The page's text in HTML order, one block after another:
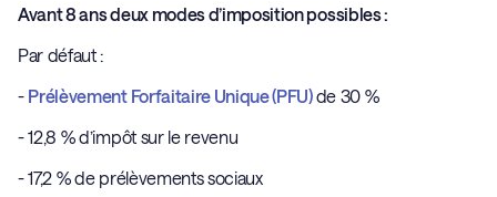
Avant 8 ans deux modes d’imposition possibles :
Par défaut :
- Prélèvement Forfaitaire Unique (PFU)de 30 %
- 12,8 % d’impôt sur le revenu
- 17,2 % de prélèvements sociaux